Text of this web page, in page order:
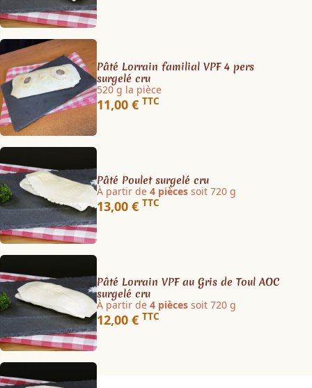
Pâté Lorrain familial VPF 4 pers
surgelé cru
520 g la pièce
11,00 € TTC
Pâté Poulet surgelé cru
À partir de 4 piècessoit 720 g
13,00 € TTC
Pâté Lorrain VPF au Gris de Toul AOC
surgelé cru
À partir de 4 piècessoit 720 g
12,00 € TTC